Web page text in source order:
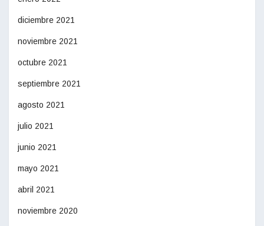
diciembre 2021
noviembre 2021
octubre 2021
septiembre 2021
agosto 2021
julio 2021
junio 2021
mayo 2021
abril 2021
noviembre 2020